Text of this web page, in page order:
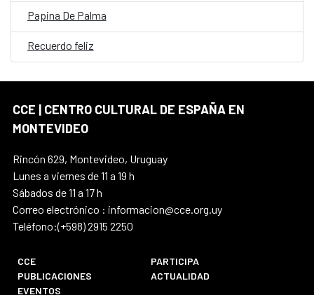
Papina De Palma
Recuerdo feliz
CCE | CENTRO CULTURAL DE ESPAÑA EN
MONTEVIDEO
Rincón 629, Montevideo, Uruguay
Lunes a viernes de 11 a 19 h
Sábados de 11 a 17 h
Correo electrónico : informacion@cce.org.uy
Teléfono:(+598) 2915 2250
CCE
PARTICIPA
PUBLICACIONES
ACTUALIDAD
EVENTOS